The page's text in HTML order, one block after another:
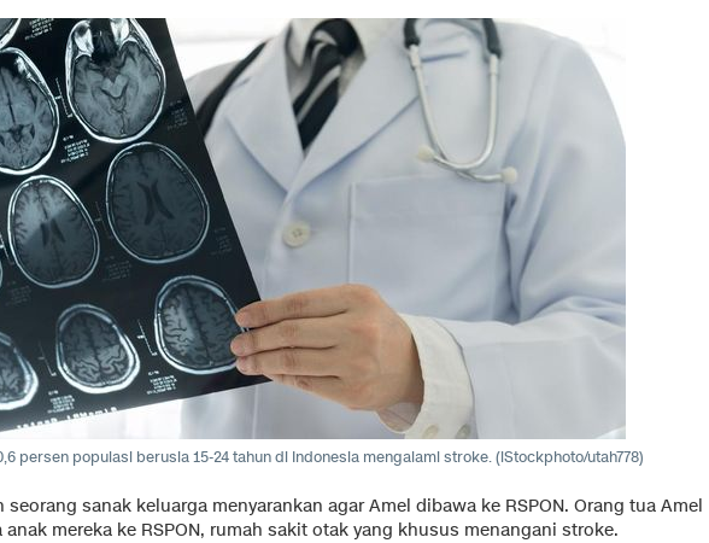
persen populasi berusia 15-24 tahun di Indonesia mengalami stroke. (iStockphoto/utah778)
sanak keluarga menyarankan agar Amel dibawa ke RSPON. Orang tua Amel
mereka ke RSPON, rumah sakit otak yang khusus menangani stroke.